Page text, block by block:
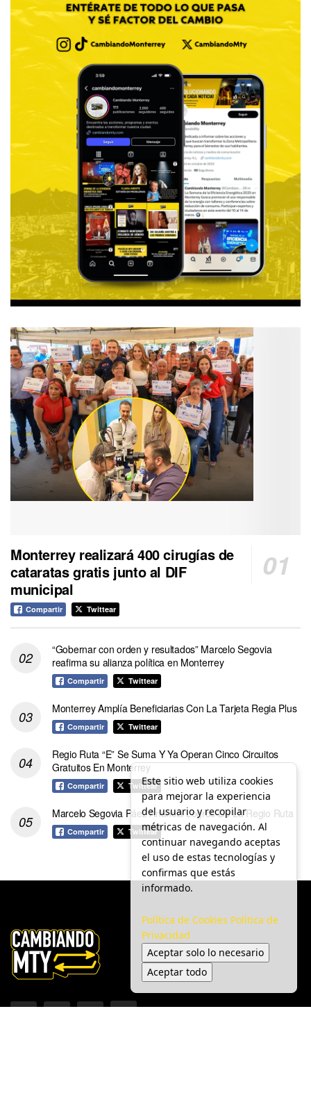
Monterrey realizará 400 cirugías de
cataratas gratis junto al DIF
municipal
Compartir Twittear
“Gobernar con orden y resultados” Marcelo Segovia
reafirma su alianza política en Monterrey
Compartir Twittear
Monterrey Amplía Beneficiarias Con La Tarjeta Regia Plus
Compartir Twittear
Regio Ruta “E” Se Suma Y Ya Operan Cinco Circuitos
Gratuitos En Monterrey
Compartir Twittear
Marcelo Segovia Páez Anuncia Logros De La Regio Ruta
Compartir Twittear
Este sitio web utiliza cookies
para mejorar la experiencia
del usuario y recopilar
métricas de navegación. Al
continuar navegando aceptas
el uso de estas tecnologías y
confirmas que estás
informado.
Política de Cookies Política de
Privacidad
Aceptar solo lo necesario
Aceptar todo